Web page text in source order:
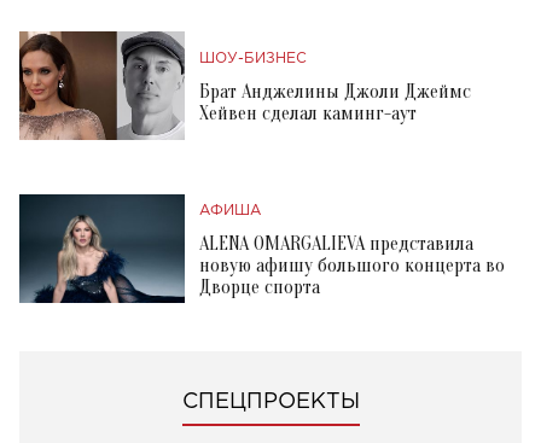
ШОУ-БИЗНЕС
Брат Анджелины Джоли Джеймс
Хейвен сделал каминг-аут
АФИША
ALENA OMARGALIEVA представила
новую афишу большого концерта во
Дворце спорта
СПЕЦПРОЕКТЫ